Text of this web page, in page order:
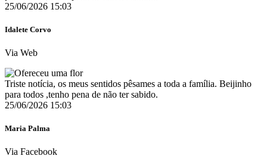
25/06/2026 15:03
Idalete Corvo
Via Web
Triste notícia, os meus sentidos pêsames a toda a família. Beijinho
para todos ,tenho pena de não ter sabido.
25/06/2026 15:03
Maria Palma
Via Facebook